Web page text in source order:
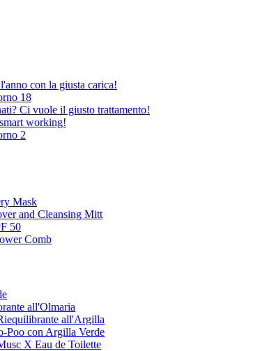
con la giusta carica!
18
Ci vuole il giusto trattamento!
working!
2
Mask
and Cleansing Mitt
50
Comb
all'Olmaria
all'Argilla
Poo con Argilla Verde
X Eau de Toilette